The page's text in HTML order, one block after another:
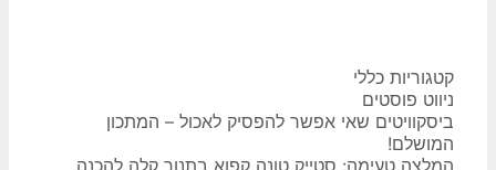
קטגוריותכללי
ניווט פוסטים
ביסקוויטים שאי אפשר להפסיק לאכול – המתכון
המושלם!
המלצה טעימה: סטייק טונה קפוא בתנור קלה להכנה